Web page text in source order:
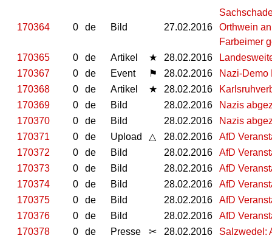
170364 0 de Bild 27.02.2016
Orthwein
Farbeimer
170365
0 de Artikel ★ 28.02.2016
170367
0 de Event ⚑ 28.02.2016
Nazi-Demo
170368
0 de Artikel ★ 28.02.2016
170369
0 de Bild 28.02.2016
Nazis
170370
0 de Bild 28.02.2016
Nazis
170371
0 de Upload △ 28.02.2016
AfD
170372
0 de Bild 28.02.2016
AfD
170373
0 de Bild 28.02.2016
AfD
170374
0 de Bild 28.02.2016
AfD
170375
0 de Bild 28.02.2016
AfD
170376
0 de Bild 28.02.2016
AfD
170378
0 de Presse ✂ 28.02.2016 Salzwedel: